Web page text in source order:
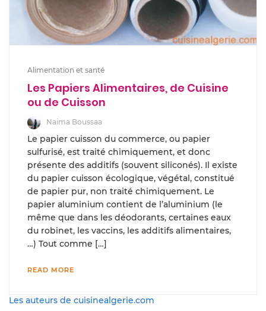
Alimentation et santé
Les Papiers Alimentaires, de Cuisine
ou de Cuisson
Naima Boussaa
Le papier cuisson du commerce, ou papier
sulfurisé, est traité chimiquement, et donc
présente des additifs (souvent siliconés). Il existe
du papier cuisson écologique, végétal, constitué
de papier pur, non traité chimiquement. Le
papier aluminium contient de l’aluminium (le
même que dans les déodorants, certaines eaux
du robinet, les vaccins, les additifs alimentaires,
…) Tout comme […]
READ MORE
Les auteurs de cuisinealgerie.com